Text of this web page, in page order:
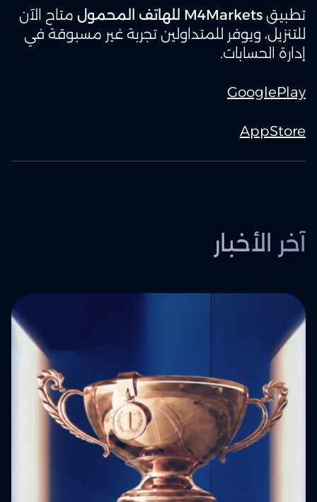
تطبيق M4Markets للهاتف المحمول
متاح الآن
للتنزيل، ويوفر للمتداولين تجربة غير مسبوقة في
إدارة الحسابات.
GooglePlay
AppStore
آخر الأخبار